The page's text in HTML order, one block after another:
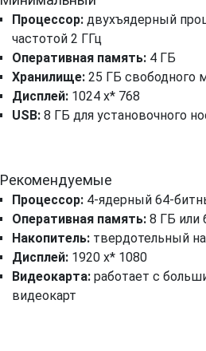
Процессор: двухъядерный
частотой 2 ГГц
Оперативная память: 4 ГБ
Хранилище: 25 ГБ свободного
Дисплей: 1024 x* 768
USB: 8 ГБ для установочного
Рекомендуемые
Процессор: 4-ядерный 64-
Оперативная память: 8 ГБ или
Накопитель: твердотельный
Дисплей: 1920 x* 1080
Видеокарта: работает с
видеокарт